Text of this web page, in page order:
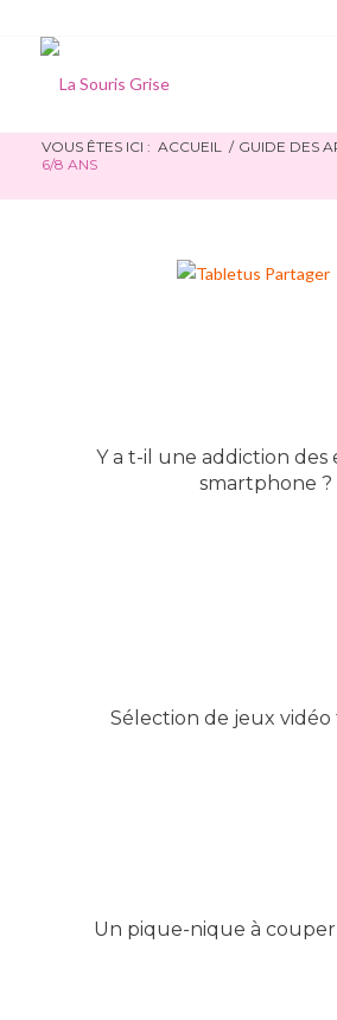
VOUS ÊTES ICI : ACCUEIL / GUIDE DES
6/8 ANS
Y a t-il une addiction des
smartphone ?
Sélection de jeux vidéo
Un pique-nique à